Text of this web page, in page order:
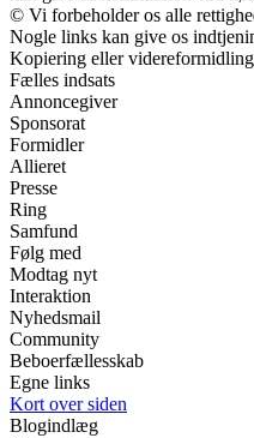
© Vi forbeholder os alle
Nogle links kan give os
Kopiering eller
Fælles indsats
Annoncegiver
Sponsorat
Formidler
Allieret
Presse
Ring
Samfund
Følg med
Modtag nyt
Interaktion
Nyhedsmail
Community
Beboerfællesskab
Egne links
Kort over siden
Blogindlæg